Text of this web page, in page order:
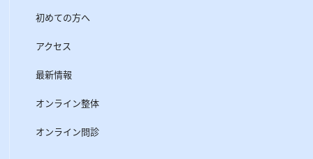
初めての方へ
アクセス
最新情報
オンライン整体
オンライン問診